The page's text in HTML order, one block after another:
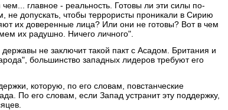
главное - реальность. Готовы ли эти силы по-
допускать, чтобы террористы проникали в Сирию
их доверенные лица? Или они не готовы? Вот в чем
их радушно. Ничего личного".
не заключит такой пакт с Асадом. Британия и
большинство западных лидеров требуют его
которую, по его словам, повстанческие
По его словам, если Запад устранит эту поддержку,